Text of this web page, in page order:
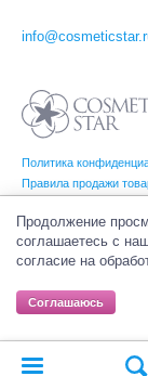
Политика
Правила продажи
(Косметик Стар). Все
владельцам.
Продолжение
соглашаетесь с
согласие на
Соглашаюсь